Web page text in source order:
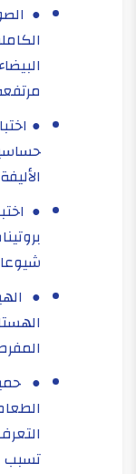
●
●
●
●
●
تسبب